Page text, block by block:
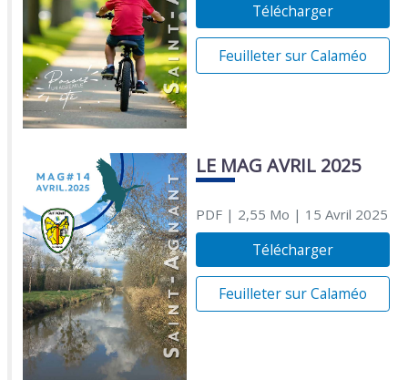
Télécharger
Feuilleter sur Calaméo
LE MAG AVRIL 2025
PDF| 2,55 Mo | 15 Avril 2025
Télécharger
Feuilleter sur Calaméo